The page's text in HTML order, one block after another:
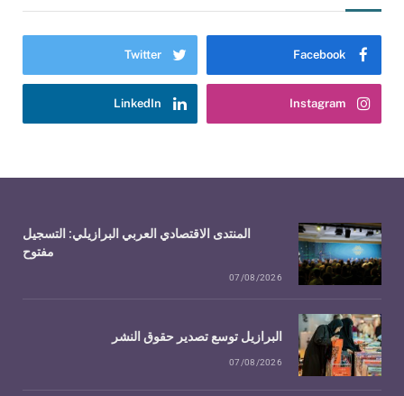
Facebook
Twitter
Instagram
LinkedIn
المنتدى الاقتصادي العربي البرازيلي: التسجيل
مفتوح
07/08/2026
البرازيل توسع تصدير حقوق النشر
07/08/2026